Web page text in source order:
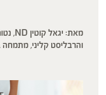
מאת: יגאל קוטין ND
,
והרבליסט קליני,מתמחה